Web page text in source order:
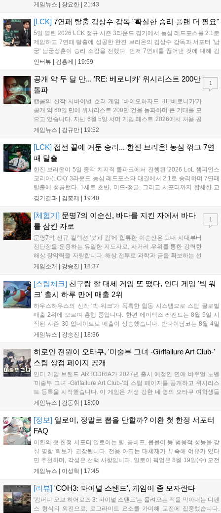
또한 주말에는 뽑기 픽업팩 위주의 특별 제작이 예정되어 있으니,
식을 신중히 선택하여 효율적인 성장을 도모하시길 바랍니다....
게임뉴스 | 장요한 21:43
[LCK] 7연패 탈출 김상수 감독 "확실한 승리 플랜 더 필요"
5일 열린 2026 LCK 정규 시즌 3라운드 경기에서 농심 레드포스를 2:1로
제압하고 7연패 탈출에 성공한 한진 브리온의 김상수 감독과 서포터 '남
궁' 남궁성훈이 승리 소감을 전했다. 먼저 7연패를 끊어낸 것에 대해 김
상수 감독은 "이겨서 정말 기쁘고 잘해준 선수들에게 고맙다"고 전했고,
인터뷰 | 김홍제 19:59
공개 약 두 달 만... 'RE: 베로니카' 위시리스트 200만
돌파
캡콤의 신작 서바이벌 호러 게임 '바이오하자드 RE:베로니카'가
공개 약 60일 만에 위시리스트 200만 건을 돌파하며 큰 기대를 모
으고 있습니다. 지난 6월 5일 서머 게임 페스트 2026에서 처음 공
개된 이 게임은 2000년 작을 현대적으로 재구성한 작품으로,
예정입니다. 클레어와 크리스 남매의 이야기를 다루며 RE 엔진을
기반으로 제작 중이나, 구체적인 출시일과 가격, 예약 구매 일정
은 아직 공개되지 않았습니다....
게임뉴스 | 김규만 19:52
1
[LCK] 접전 끝에 거둔 승리... 한진 브리온! 농심 꺾고 7연
패 탈출
한진 브리온이 5일 종각 치지직 롤파크에서 진행된 '2026 LoL 챔피언스
코리아(LCK)' 3라운드 농심 레드포스와 대결에서 2:1로 승리하며 7연패
탈출에 성공했다. 1세트 초반, 미드-정글, 그리고 서포터까지 합세한 교
전에서 서로 2킬씩 교환한 뒤 서로 팽팽한 상황이 이어졌다. 그리고 20
경기결과 | 김홍제 19:40
[체험기] 문명7의 이순신, 바다를 지킨 자에서 바다
를 삼킨 자로
문명7의 신규 컬렉션 '붓과 검'에 합류한 이순신은 고대 시대부터
전단장을 운용하는 유일한 지도자로, 사거리 우위를 통한 강력한
해상 장악력을 자랑합니다. 해상 전투로 과학과 금을 확보하는 선
제적 공격 전술이 핵심이며, 카르타고나 촐라 문명과 조합 시 압
로 해안을 초토화할 수 있습니다. 이순신은 지상전 중심의 도요토
미 히데요시와 대비되는 해상 군신으로서 전략적 재미를 극대화
합니다....
게임소개 | 강승진 18:37
1
[스팀체크] 친구랑 할 대세 게임 또 떴다, 인디 게임 '빅 워
크' 출시 하루 만에 매출 2위
하우스하우스의 신작 '빅 워크'가 독특한 협동 시스템으로 스팀 글로벌
매출 2위에 오르며 흥행 중입니다. 한편 에이펙스 레전드는 8월 5일 시
작된 시즌 30 업데이트로 매출이 상승했습니다. 반다이남코는 8월 4일
무료 업데이트를 배포하고 8월 5일 '슈퍼로봇대전 Y'의 35주년 기념 유
규모 업데이트가 겹치며 게임 시장이 활기를 띠고 있습니다....
게임뉴스 | 강승진 18:36
히로인 전원이 오타쿠, '미술부 그녀 -Girlfailure Art Club-'
스팀 상점 페이지 공개
인디 게임 브랜드 ARTODRIA가 2027년 출시 예정인 연애 비주얼 노벨
'미술부 그녀 -Girlfailure Art Club-'의 스팀 페이지를 공개하고 위시리스
트 등록을 시작했습니다. 이 게임은 개성 강한 네 명의 오타쿠 여학생들
과 미술부에서 벌어지는 이야기를 다루며, 6개 이상의 엔딩과 약 8시간
대 오타쿠 문화를 담아 서툰 청춘의 사랑스러움을 조명합니다. 티저 PV
도 공개되었으니 자세한 정보는 스팀에서 확인 가능합니다....
게임뉴스 | 김동휘 18:00
[정보] 일로이, 정말로 뽑을 만할까? 이환 첫 한정 서포터
FAQ
이환의 첫 한정 서포터 일로이는 힐, 공버프, 몹몰이 등 범용적 성능을 갖
춰 명함 확보가 권장됩니다. 전용 아크는 대체재가 부족해 여유가 있다
면 추천하며, 각성은 선택 사항입니다. 일로이 픽업은 8월 19일(수) 오전
6시 59분까지 진행됩니다. 고민 중이라면 8월 8일(토) 예정된 1.3 버전
이 합리적인 선택입니다....
게임뉴스 | 이성혁 17:45
[리뷰] 'COH3: 파이널 스탠드', 게임이 좀 모자란다
'컴퍼니 오브 히어로즈 3: 파이널 스탠드'는 몰려오는 적을 막아내는 디펜
스 형식의 외전으로, 로그라이트 요소를 가미해 교전에 집중했습니다.